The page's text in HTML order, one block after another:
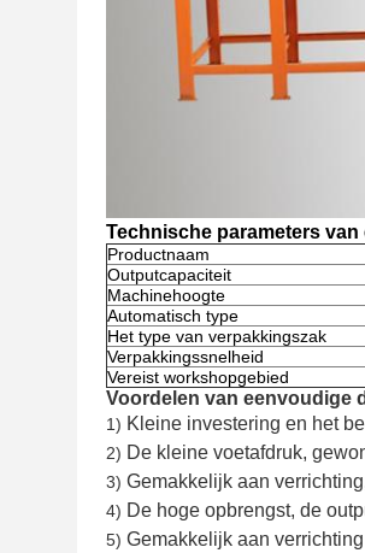
Technische parameters
Productnaam
Outputcapaciteit
Machinehoogte
Automatisch type
Het type van verpakkingszak
Verpakkingssnelheid
Vereist workshopgebied
Voordelen van eenvoudige
1) Kleine investering en het
2) De kleine voetafdruk,
3) Gemakkelijk aan
4) De hoge opbrengst, de
5) Gemakkelijk aan